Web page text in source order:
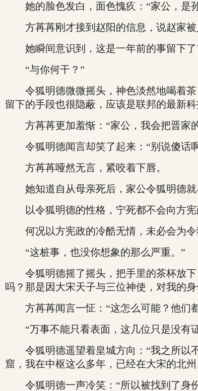
她的脸色发白，面色愧疚：“家公，是
方苒苒刚才接到赵阳的信息，说赵家被
她瞬间意识到，这是一年前的事留下了
“与你何干？”
令狐明德微微摇头，神色淡然地喝着茶
留下的手段也很隐蔽，应该是联邦的最新科
方苒苒更加羞惭：“家公，我会把晋家
令狐明德闻言却笑了起来：“别说傻话
方苒苒哑然无言，紧咬着下唇。
她知道自从母亲死后，家公令狐明德就
以令狐明德的性格，宁死都不会向方宪
何况以方宪政的冷酷无情，未必会为令
“这桩事，也没你想象的那么严重。”
令狐明德摇了摇头，把手里的茶杯放下
吗？那是因大宋天子与三位神使，对我的
方苒苒闻言一怔：“这怎么可能？他们
“万事不能只看表面，这几位只是没有证
令狐明德遥望着皇城方向：“我之所以不
窟，我在中枢这么多年，已经在大宋的北
令狐明德一声冷笑：“所以被找到了身份